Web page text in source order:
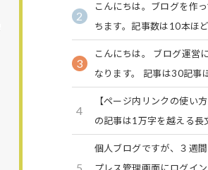
2
こんにちは。ブログを作
ちます。記事数は10本ほ
3
こんにちは。 ブログ運営
なります。 記事は30記事
4
【ページ内リンクの使い
の記事は1万字を越える長
個人ブログですが、３週